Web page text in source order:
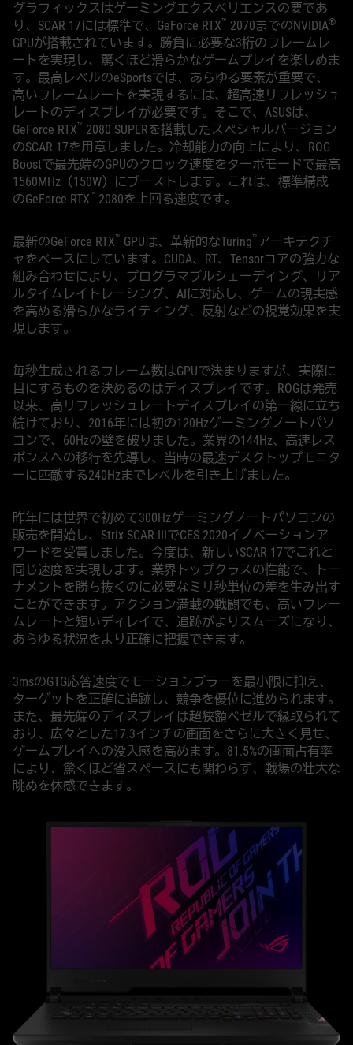
グラフィックスはゲーミングエクスペリエンスの要であ
り、SCAR 17には標準で、GeForce RTX™ 2070までのNVIDIA®
GPUが搭載されています。勝負に必要な3桁のフレームレ
ートを実現し、驚くほど滑らかなゲームプレイを楽しめま
す。最高レベルのeSportsでは、あらゆる要素が重要で、
高いフレームレートを実現するには、超高速リフレッシュ
レートのディスプレイが必要です。そこで、ASUSは、
GeForce RTX™ 2080 SUPERを搭載したスペシャルバージョン
のSCAR 17を用意しました。冷却能力の向上により、ROG
Boostで最先端のGPUのクロック速度をターボモードで最高
1560MHz（150W）にブーストします。これは、標準構成
のGeForce RTX™ 2080を上回る速度です。
最新のGeForce RTX™ GPUは、革新的なTuring™アーキテクチ
ャをベースにしています。CUDA、RT、Tensorコアの強力な
組み合わせにより、プログラマブルシェーディング、リア
ルタイムレイトレーシング、AIに対応し、ゲームの現実感
を高める滑らかなライティング、反射などの視覚効果を実
現します。
毎秒生成されるフレーム数はGPUで決まりますが、実際に
目にするものを決めるのはディスプレイです。ROGは発売
以来、高リフレッシュレートディスプレイの第一線に立ち
続けており、2016年には初の120Hzゲーミングノートパソ
コンで、60Hzの壁を破りました。業界の144Hz、高速レス
ポンスへの移行を先導し、当時の最速デスクトップモニタ
ーに匹敵する240Hzまでレベルを引き上げました。
昨年には世界で初めて300Hzゲーミングノートパソコンの
販売を開始し、Strix SCAR IIIでCES 2020イノベーションア
ワードを受賞しました。今度は、新しいSCAR 17でこれと
同じ速度を実現します。業界トップクラスの性能で、トー
ナメントを勝ち抜くのに必要なミリ秒単位の差を生み出す
ことができます。アクション満載の戦闘でも、高いフレー
ムレートと短いディレイで、追跡がよりスムーズになり、
あらゆる状況をより正確に把握できます。
3msのGTG応答速度でモーションブラーを最小限に抑え、
ターゲットを正確に追跡し、競争を優位に進められます。
また、最先端のディスプレイは超狭額ベゼルで縁取られて
おり、広々とした17.3インチの画面をさらに大きく見せ、
ゲームプレイへの没入感を高めます。81.5%の画面占有率
により、驚くほど省スペースにも関わらず、戦場の壮大な
眺めを体感できます。